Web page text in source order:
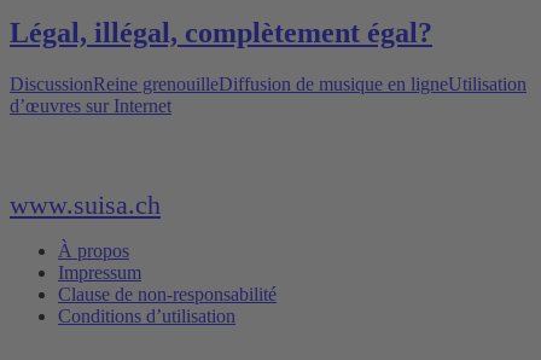
Légal, illégal, complètement égal?
DiscussionReine grenouilleDiffusion de musique en ligneUtilisation
d’œuvres sur Internet
www.suisa.ch
À propos
Impressum
Clause de non-responsabilité
Conditions d’utilisation